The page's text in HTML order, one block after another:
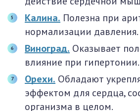
Калина. Полезна при
нормализации давления.
Виноград. Оказывает
влияние при гипертонии.
Орехи. Обладают
эффектом для сердца,
организма в целом.